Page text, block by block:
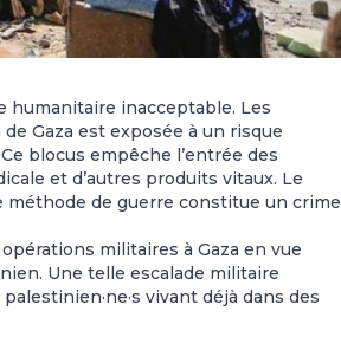
humanitaire inacceptable. Les
Gaza est exposée à un risque
blocus empêche l’entrée des
et d’autres produits vitaux. Le
méthode de guerre constitue un crime
militaires à Gaza en vue
Une telle escalade militaire
vivant déjà dans des